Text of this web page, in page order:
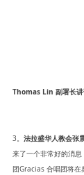
Thomas Lin 副署长讲
3。 法拉盛华人教会张
来了一个非常好的消
团Gracias 合唱团将